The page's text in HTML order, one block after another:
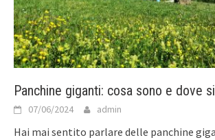
Panchine giganti: cosa sono e dove
07/06/2024 admin
Hai mai sentito parlare delle panchine